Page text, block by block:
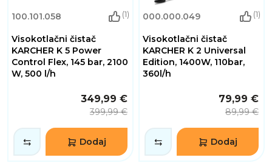
100.101.058 (1)
Visokotlačni čistač
KARCHER K 5 Power
Control Flex, 145 bar, 2100
W, 500 l/h
349,99 €
399,99 €
Dodaj
000.000.049 (1)
Visokotlačni čistač
KARCHER K 2 Universal
Edition, 1400W, 110bar,
360l/h
79,99 €
89,99 €
Dodaj